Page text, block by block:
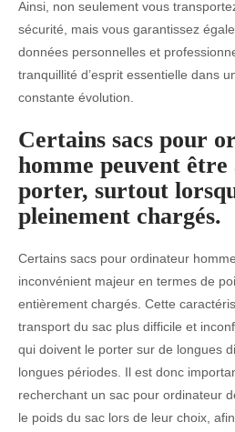
Ainsi, non seulement vous
sécurité, mais vous garantissez
données personnelles et
tranquillité d’esprit essentielle dans
constante évolution.
Certains sacs pour
homme peuvent être
porter, surtout
pleinement chargés.
Certains sacs pour ordinateur
inconvénient majeur en termes de
entièrement chargés. Cette
transport du sac plus difficile et
qui doivent le porter sur de longues
longues périodes. Il est donc
recherchant un sac pour ordinateur
le poids du sac lors de leur choix,